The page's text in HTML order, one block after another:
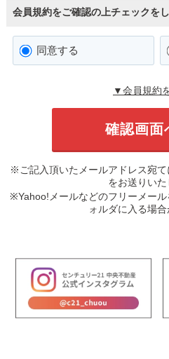
会員規約をご確認の上チェックを
同意する
▼会員規約
※ご記入頂いたメールアドレス宛
をお送りいた
※Yahoo!メールなどのフリーメー
ォルダに入る場合